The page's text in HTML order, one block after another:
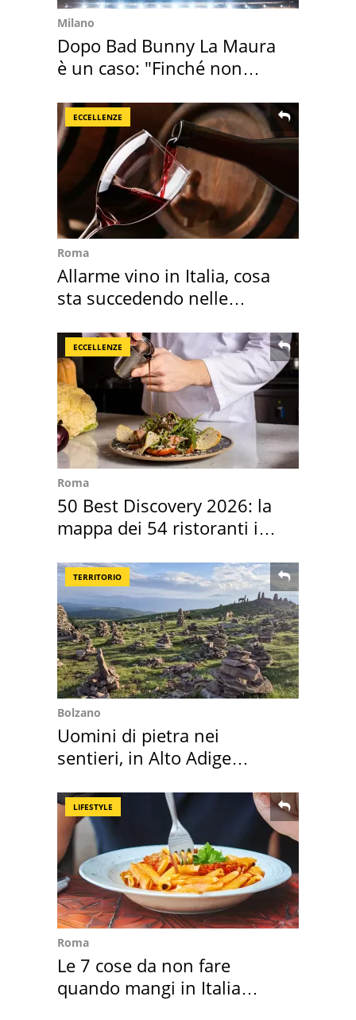
Milano
Dopo Bad Bunny La Maura
è un caso: "Finché non
ECCELLENZE
Roma
Allarme vino in Italia, cosa
sta succedendo nelle
ECCELLENZE
Roma
50 Best Discovery 2026: la
mappa dei 54 ristoranti in
TERRITORIO
Bolzano
Uomini di pietra nei
sentieri, in Alto Adige
LIFESTYLE
Roma
Le 7 cose da non fare
quando mangi in Italia